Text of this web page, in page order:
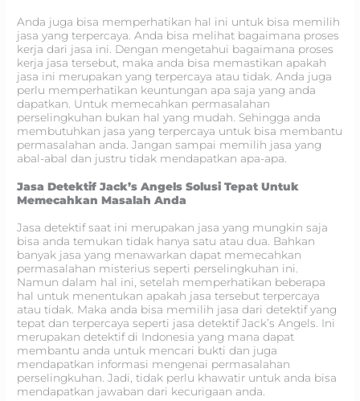
Anda juga bisa memperhatikan hal ini untuk bisa memilih
jasa yang terpercaya. Anda bisa melihat bagaimana proses
kerja dari jasa ini. Dengan mengetahui bagaimana proses
kerja jasa tersebut, maka anda bisa memastikan apakah
jasa ini merupakan yang terpercaya atau tidak. Anda juga
perlu memperhatikan keuntungan apa saja yang anda
dapatkan. Untuk memecahkan permasalahan
perselingkuhan bukan hal yang mudah. Sehingga anda
membutuhkan jasa yang terpercaya untuk bisa membantu
permasalahan anda. Jangan sampai memilih jasa yang
abal-abal dan justru tidak mendapatkan apa-apa.
Jasa Detektif Jack’s Angels Solusi Tepat Untuk
Memecahkan Masalah Anda
Jasa detektif saat ini merupakan jasa yang mungkin saja
bisa anda temukan tidak hanya satu atau dua. Bahkan
banyak jasa yang menawarkan dapat memecahkan
permasalahan misterius seperti perselingkuhan ini.
Namun dalam hal ini, setelah memperhatikan beberapa
hal untuk menentukan apakah jasa tersebut terpercaya
atau tidak. Maka anda bisa memilih jasa dari detektif yang
tepat dan terpercaya seperti jasa detektif Jack’s Angels. Ini
merupakan detektif di Indonesia yang mana dapat
membantu anda untuk mencari bukti dan juga
mendapatkan informasi mengenai permasalahan
perselingkuhan. Jadi, tidak perlu khawatir untuk anda bisa
mendapatkan jawaban dari kecurigaan anda.